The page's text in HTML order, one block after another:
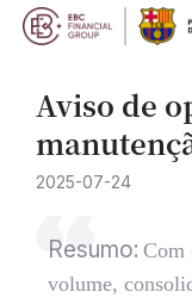
Aviso de
2025-07-24
Resumo: Com
volume,